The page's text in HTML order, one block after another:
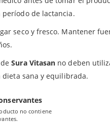
período de lactancia.
seco y fresco. Mantener
deSura Vitasan no deben
sana y equilibrada.
no contiene